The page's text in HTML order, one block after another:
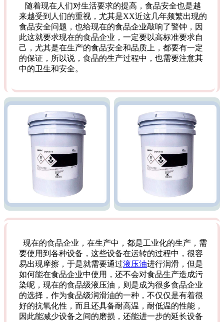
随着现在人们对生活要求的提高，食品安全也是越
来越受到人们的重视，尤其是XX近这几年频繁出现的
食品安全问题，也给现在的食品企业敲响了警钟，因
此这就要求现在的食品企业，一定要以高标准要求自
己，尤其是在生产的食品安全和品质上，都要有一定
的保证，所以说，食品的生产过程中，也需要注意其
中的卫生和安全。
现在的食品企业，在生产中，都是工业化的生产，需
要使用到各种设备，这些设备在运转的过程中，很容
易出现摩擦，于是就需要通过液压油进行润滑，但是
如何能在食品企业中使用，还不会对食品生产造成污
染呢，现在的食品级液压油，则是成为很多食品企业
的选择，作为食品级润滑油的一种，不仅仅是有着很
好的抗氧化性，而且还具备耐高温，耐低温的性能，
因此能减少设备之间的磨损，还能进一步的延长设备